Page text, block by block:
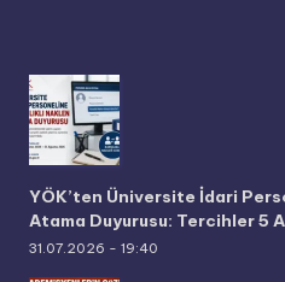
YÖK’ten Üniversite İdari
Atama Duyurusu: Tercihler 5
31.07.2026 - 19:40